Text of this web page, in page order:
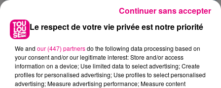
Le respect de votre vie privée est notre priorité
We and our (447) partnersdo the following data processing based on
your consent and/or our legitimate interest: Store and/or access
information on a device; Use limited data to select advertising; Create
profiles for personalised advertising; Use profiles to select personalised
advertising; Measure advertising performance; Measure content
Continuer sans accepter